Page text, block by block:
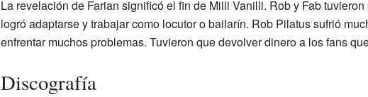
La revelación de Farian significó el fin de Milli Vanilli. Rob y Fab
logró adaptarse y trabajar como locutor o bailarín. Rob Pilatus sufrió
enfrentar muchos problemas. Tuvieron que devolver dinero a los fans
Discografía